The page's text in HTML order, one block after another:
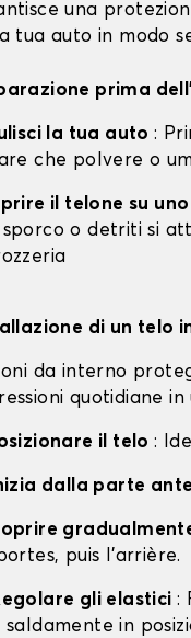
una
tua auto in modo
prima
la tua auto:
che polvere o
il telone su
sporco o detriti si
di un telo
da interno
quotidiane
il telo:
dalla parte
puis l'arrière.
gli elastici :
in